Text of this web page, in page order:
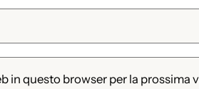
in questo browser per la prossima